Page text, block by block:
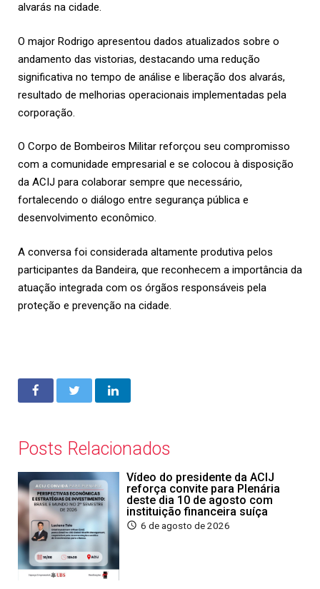
alvarás na cidade.
O major Rodrigo apresentou dados atualizados sobre o
andamento das vistorias, destacando uma redução
significativa no tempo de análise e liberação dos alvarás,
resultado de melhorias operacionais implementadas pela
corporação.
O Corpo de Bombeiros Militar reforçou seu compromisso
com a comunidade empresarial e se colocou à disposição
da ACIJ para colaborar sempre que necessário,
fortalecendo o diálogo entre segurança pública e
desenvolvimento econômico.
A conversa foi considerada altamente produtiva pelos
participantes da Bandeira, que reconhecem a importância da
atuação integrada com os órgãos responsáveis pela
proteção e prevenção na cidade.
Posts Relacionados
Vídeo do presidente da ACIJ
reforça convite para Plenária
deste dia 10 de agosto com
instituição financeira suíça
6 de agosto de 2026